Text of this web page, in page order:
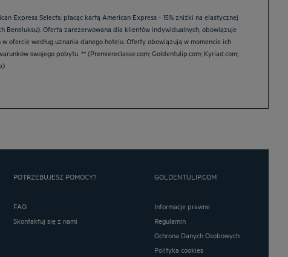
Express Selects: płacąc kartą American Express - 15% zniżki na elastycznej
Beneluksu). Oferta zarezerwowana dla klientów indywidualnych, obowiązuje
ofercie według uznania danego hotelu. Oferty obowiązują w momencie ich
swojego pobytu. ** (Premiereclasse.com; Goldentulip.com; Kyriad.com;
POTRZEBUJESZ POMOCY?
FAQ
Skontaktuj się z nami
GOLDENTULIP.COM
Informacje prawne
Regulamin
Ochrona Danych Osobowych
Polityka cookies